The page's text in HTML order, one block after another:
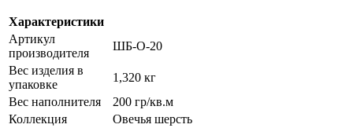
Характеристики
Артикул
производителя
ШБ-О-20
Вес изделия в
упаковке
1,320 кг
Вес наполнителя
200 гр/кв.м
Коллекция
Овечья шерсть